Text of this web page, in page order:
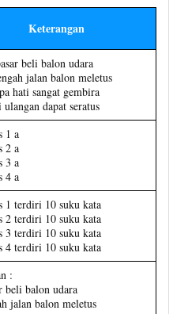
Keterangan
beli balon udara
jalan balon meletus
hati sangat gembira
dapat seratus
1 a
2 a
3 a
4 a
1 terdiri 10 suku kata
2 terdiri 10 suku kata
3 terdiri 10 suku kata
4 terdiri 10 suku kata
:
beli balon udara
jalan balon meletus